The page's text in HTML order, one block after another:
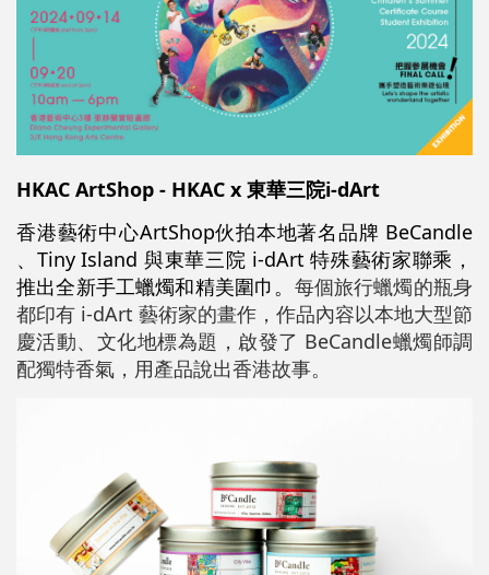
HKAC ArtShop - HKAC x 東華三院i-dArt
香港藝術中心ArtShop伙拍本地著名品牌 BeCandle
、Tiny Island 與東華三院 i-dArt 特殊藝術家聯乘，
推出全新手工蠟燭和精美圍巾。 每個旅行蠟燭的瓶身
都印有 i-dArt 藝術家的畫作，作品內容以本地大型節
慶活動、文化地標為題，啟發了 BeCandle蠟燭師調
配獨特香氣，用產品說出香港故事。